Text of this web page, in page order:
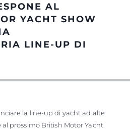
IMBARCAZIONE
AL
YACHT SHOW
LINE-UP DI
la line-up di yacht ad alte
prossimo British Motor Yacht